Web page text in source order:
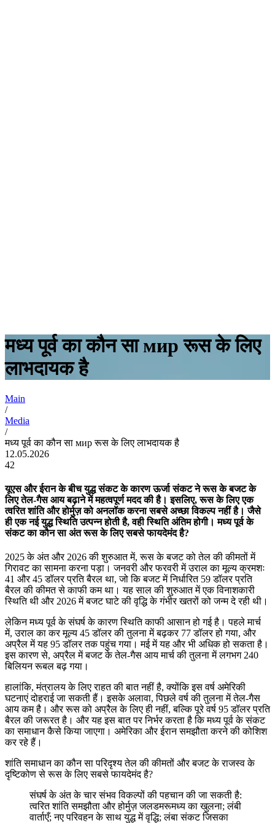
मध्य पूर्व का कौन सा мир रूस के लिए
लाभदायक है
Main
/
Media
/
मध्य पूर्व का कौन सा мир रूस के लिए लाभदायक है
12.05.2026
42
यूएस और ईरान के बीच युद्ध संकट के कारण ऊर्जा संकट ने रूस के बजट के
लिए तेल-गैस आय बढ़ाने में महत्वपूर्ण मदद की है। इसलिए, रूस के लिए एक
त्वरित शांति और होर्मुज़ को अनलॉक करना सबसे अच्छा विकल्प नहीं है। जैसे
ही एक नई युद्ध स्थिति उत्पन्न होती है, वही स्थिति अंतिम होगी। मध्य पूर्व के
संकट का कौन सा अंत रूस के लिए सबसे फायदेमंद है?
2025 के अंत और 2026 की शुरुआत में, रूस के बजट को तेल की कीमतों में
गिरावट का सामना करना पड़ा। जनवरी और फरवरी में उराल का मूल्य क्रमशः
41 और 45 डॉलर प्रति बैरल था, जो कि बजट में निर्धारित 59 डॉलर प्रति
बैरल की कीमत से काफी कम था। यह साल की शुरुआत में एक विनाशकारी
स्थिति थी और 2026 में बजट घाटे की वृद्धि के गंभीर खतरों को जन्म दे रही थी।
लेकिन मध्य पूर्व के संघर्ष के कारण स्थिति काफी आसान हो गई है। पहले मार्च
में, उराल का कर मूल्य 45 डॉलर की तुलना में बढ़कर 77 डॉलर हो गया, और
अप्रैल में यह 95 डॉलर तक पहुंच गया। मई में यह और भी अधिक हो सकता है।
इस कारण से, अप्रैल में बजट के तेल-गैस आय मार्च की तुलना में लगभग 240
बिलियन रूबल बढ़ गया।
हालांकि, मंत्रालय के लिए राहत की बात नहीं है, क्योंकि इस वर्ष अमेरिकी
घटनाएं दोहराई जा सकती हैं। इसके अलावा, पिछले वर्ष की तुलना में तेल-गैस
आय कम है। और रूस को अप्रैल के लिए ही नहीं, बल्कि पूरे वर्ष 95 डॉलर प्रति
बैरल की जरूरत है। और यह इस बात पर निर्भर करता है कि मध्य पूर्व के संकट
का समाधान कैसे किया जाएगा। अमेरिका और ईरान समझौता करने की कोशिश
कर रहे हैं।
शांति समाधान का कौन सा परिदृश्य तेल की कीमतों और बजट के राजस्व के
दृष्टिकोण से रूस के लिए सबसे फायदेमंद है?
संघर्ष के अंत के चार संभव विकल्पों की पहचान की जा सकती है:
त्वरित शांति समझौता और होर्मुज़ जलडमरूमध्य का खुलना; लंबी
वार्ताएँ; नए परिवहन के साथ युद्ध में वृद्धि; लंबा संकट जिसका